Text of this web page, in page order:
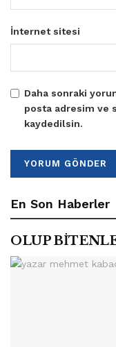
İnternet sitesi
Daha sonraki
posta adresim ve
kaydedilsin.
En Son Haberler
OLUP